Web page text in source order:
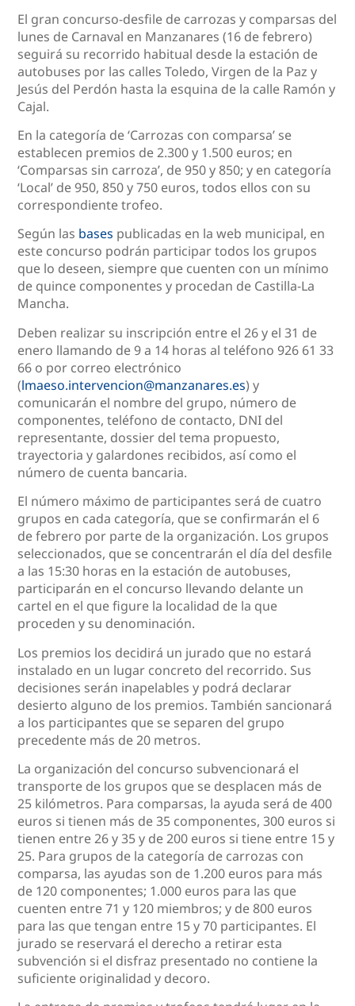
El gran concurso-desfile de carrozas y comparsas del
lunes de Carnaval en Manzanares (16 de febrero)
seguirá su recorrido habitual desde la estación de
autobuses por las calles Toledo, Virgen de la Paz y
Jesús del Perdón hasta la esquina de la calle Ramón y
Cajal.
En la categoría de ‘Carrozas con comparsa’ se
establecen premios de 2.300 y 1.500 euros; en
‘Comparsas sin carroza’, de 950 y 850; y en categoría
‘Local’ de 950, 850 y 750 euros, todos ellos con su
correspondiente trofeo.
Según las bases publicadas en la web municipal, en
este concurso podrán participar todos los grupos
que lo deseen, siempre que cuenten con un mínimo
de quince componentes y procedan de Castilla-La
Mancha.
Deben realizar su inscripción entre el 26 y el 31 de
enero llamando de 9 a 14 horas al teléfono 926 61 33
66 o por correo electrónico
(lmaeso.intervencion@manzanares.es) y
comunicarán el nombre del grupo, número de
componentes, teléfono de contacto, DNI del
representante, dossier del tema propuesto,
trayectoria y galardones recibidos, así como el
número de cuenta bancaria.
El número máximo de participantes será de cuatro
grupos en cada categoría, que se confirmarán el 6
de febrero por parte de la organización. Los grupos
seleccionados, que se concentrarán el día del desfile
a las 15:30 horas en la estación de autobuses,
participarán en el concurso llevando delante un
cartel en el que figure la localidad de la que
proceden y su denominación.
Los premios los decidirá un jurado que no estará
instalado en un lugar concreto del recorrido. Sus
decisiones serán inapelables y podrá declarar
desierto alguno de los premios. También sancionará
a los participantes que se separen del grupo
precedente más de 20 metros.
La organización del concurso subvencionará el
transporte de los grupos que se desplacen más de
25 kilómetros. Para comparsas, la ayuda será de 400
euros si tienen más de 35 componentes, 300 euros si
tienen entre 26 y 35 y de 200 euros si tiene entre 15 y
25. Para grupos de la categoría de carrozas con
comparsa, las ayudas son de 1.200 euros para más
de 120 componentes; 1.000 euros para las que
cuenten entre 71 y 120 miembros; y de 800 euros
para las que tengan entre 15 y 70 participantes. El
jurado se reservará el derecho a retirar esta
subvención si el disfraz presentado no contiene la
suficiente originalidad y decoro.